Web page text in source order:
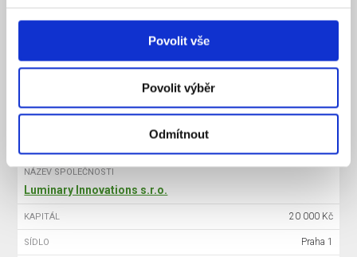
Povolit vše
Povolit výběr
Odmítnout
ZALOŽENO 2025
NÁZEV SPOLEČNOSTI
Luminary Innovations s.r.o.
KAPITÁL 20 000 Kč
SÍDLO Praha 1